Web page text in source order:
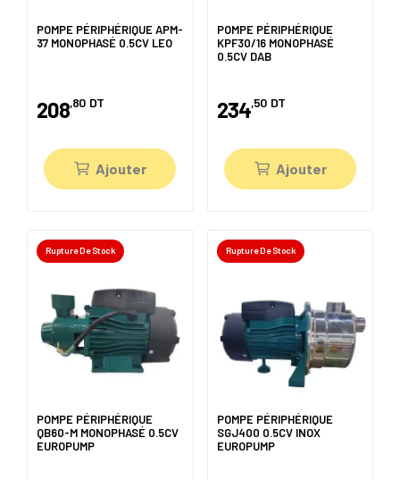
POMPE PÉRIPHÉRIQUE APM-
37 MONOPHASÉ 0.5CV LEO
208,80 DT
Ajouter
POMPE PÉRIPHÉRIQUE
KPF30/16 MONOPHASÉ
0.5CV DAB
234,50 DT
Ajouter
Rupture De Stock
POMPE PÉRIPHÉRIQUE
QB60-M MONOPHASÉ 0.5CV
EUROPUMP
Rupture De Stock
POMPE PÉRIPHÉRIQUE
SGJ400 0.5CV INOX
EUROPUMP